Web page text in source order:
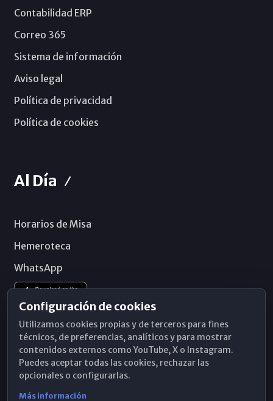
Contabilidad ERP
Correo 365
Sistema de información
Aviso legal
Política de privacidad
Política de cookies
Al Día
Horarios de Misa
Hemeroteca
WhatsApp
Configuración de cookies
Utilizamos cookies propias y de terceros para fines
técnicos, de preferencias, analíticos y para mostrar
contenidos externos como YouTube, X o Instagram.
Puedes aceptar todas las cookies, rechazar las
opcionales o configurarlas.
Más información